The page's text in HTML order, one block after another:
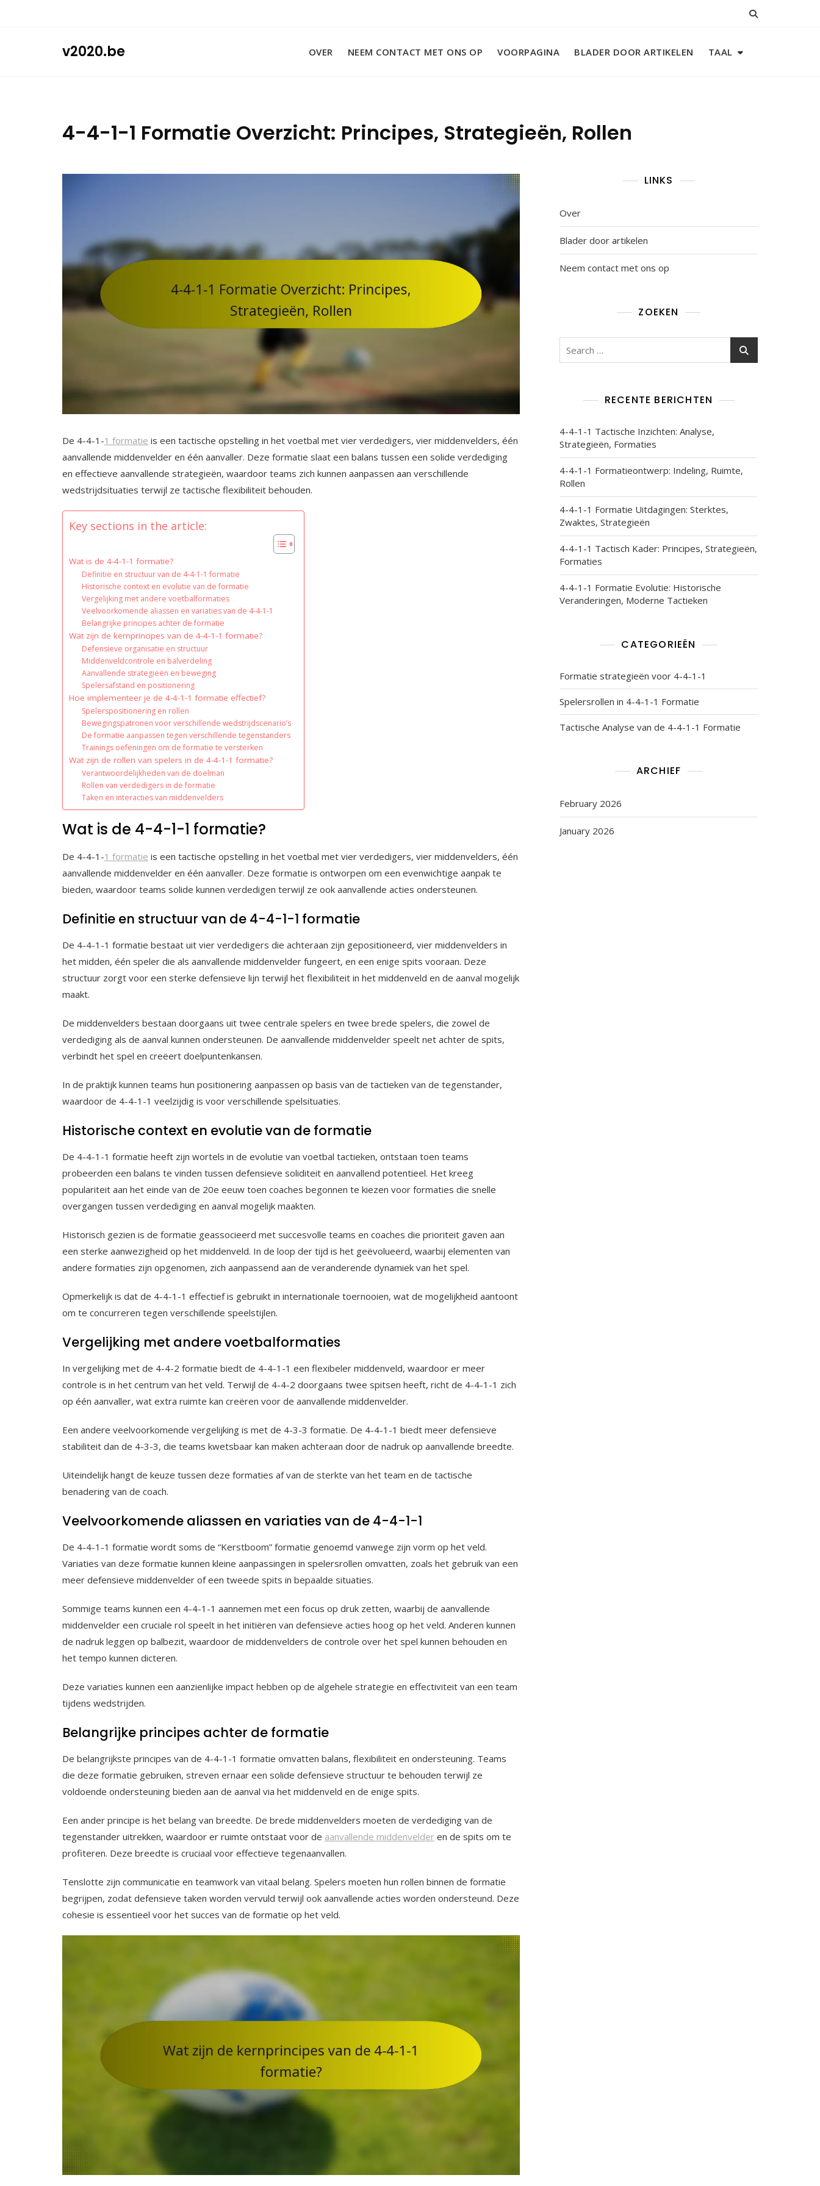
v2020.be OVER NEEM CONTACT MET ONS OP VOORPAGINA BLADER DOOR ARTIKELEN TAAL
4-4-1-1 Formatie Overzicht: Principes, Strategieën, Rollen
De 4-4-1-1 formatie is een tactische opstelling in het voetbal met vier verdedigers, vier middenvelders, één
aanvallende middenvelder en één aanvaller. Deze formatie slaat een balans tussen een solide verdediging
en effectieve aanvallende strategieën, waardoor teams zich kunnen aanpassen aan verschillende
wedstrijdsituaties terwijl ze tactische flexibiliteit behouden.
Key sections in the article:
Wat is de 4-4-1-1 formatie?
Definitie en structuur van de 4-4-1-1 formatie
Historische context en evolutie van de formatie
Vergelijking met andere voetbalformaties
Veelvoorkomende aliassen en variaties van de 4-4-1-1
Belangrijke principes achter de formatie
Wat zijn de kernprincipes van de 4-4-1-1 formatie?
Defensieve organisatie en structuur
Middenveldcontrole en balverdeling
Aanvallende strategieën en beweging
Spelersafstand en positionering
Hoe implementeer je de 4-4-1-1 formatie effectief?
Spelerspositionering en rollen
Bewegingspatronen voor verschillende wedstrijdscenario’s
De formatie aanpassen tegen verschillende tegenstanders
Trainings oefeningen om de formatie te versterken
Wat zijn de rollen van spelers in de 4-4-1-1 formatie?
Verantwoordelijkheden van de doelman
Rollen van verdedigers in de formatie
Taken en interacties van middenvelders
Wat is de 4-4-1-1 formatie?
De 4-4-1-1 formatie is een tactische opstelling in het voetbal met vier verdedigers, vier middenvelders, één
aanvallende middenvelder en één aanvaller. Deze formatie is ontworpen om een evenwichtige aanpak te
bieden, waardoor teams solide kunnen verdedigen terwijl ze ook aanvallende acties ondersteunen.
Definitie en structuur van de 4-4-1-1 formatie
De 4-4-1-1 formatie bestaat uit vier verdedigers die achteraan zijn gepositioneerd, vier middenvelders in
het midden, één speler die als aanvallende middenvelder fungeert, en een enige spits vooraan. Deze
structuur zorgt voor een sterke defensieve lijn terwijl het flexibiliteit in het middenveld en de aanval mogelijk
maakt.
De middenvelders bestaan doorgaans uit twee centrale spelers en twee brede spelers, die zowel de
verdediging als de aanval kunnen ondersteunen. De aanvallende middenvelder speelt net achter de spits,
verbindt het spel en creëert doelpuntenkansen.
In de praktijk kunnen teams hun positionering aanpassen op basis van de tactieken van de tegenstander,
waardoor de 4-4-1-1 veelzijdig is voor verschillende spelsituaties.
Historische context en evolutie van de formatie
De 4-4-1-1 formatie heeft zijn wortels in de evolutie van voetbal tactieken, ontstaan toen teams
probeerden een balans te vinden tussen defensieve soliditeit en aanvallend potentieel. Het kreeg
populariteit aan het einde van de 20e eeuw toen coaches begonnen te kiezen voor formaties die snelle
overgangen tussen verdediging en aanval mogelijk maakten.
Historisch gezien is de formatie geassocieerd met succesvolle teams en coaches die prioriteit gaven aan
een sterke aanwezigheid op het middenveld. In de loop der tijd is het geëvolueerd, waarbij elementen van
andere formaties zijn opgenomen, zich aanpassend aan de veranderende dynamiek van het spel.
Opmerkelijk is dat de 4-4-1-1 effectief is gebruikt in internationale toernooien, wat de mogelijkheid aantoont
om te concurreren tegen verschillende speelstijlen.
Vergelijking met andere voetbalformaties
In vergelijking met de 4-4-2 formatie biedt de 4-4-1-1 een flexibeler middenveld, waardoor er meer
controle is in het centrum van het veld. Terwijl de 4-4-2 doorgaans twee spitsen heeft, richt de 4-4-1-1 zich
op één aanvaller, wat extra ruimte kan creëren voor de aanvallende middenvelder.
Een andere veelvoorkomende vergelijking is met de 4-3-3 formatie. De 4-4-1-1 biedt meer defensieve
stabiliteit dan de 4-3-3, die teams kwetsbaar kan maken achteraan door de nadruk op aanvallende breedte.
Uiteindelijk hangt de keuze tussen deze formaties af van de sterkte van het team en de tactische
benadering van de coach.
Veelvoorkomende aliassen en variaties van de 4-4-1-1
De 4-4-1-1 formatie wordt soms de “Kerstboom” formatie genoemd vanwege zijn vorm op het veld.
Variaties van deze formatie kunnen kleine aanpassingen in spelersrollen omvatten, zoals het gebruik van een
meer defensieve middenvelder of een tweede spits in bepaalde situaties.
Sommige teams kunnen een 4-4-1-1 aannemen met een focus op druk zetten, waarbij de aanvallende
middenvelder een cruciale rol speelt in het initiëren van defensieve acties hoog op het veld. Anderen kunnen
de nadruk leggen op balbezit, waardoor de middenvelders de controle over het spel kunnen behouden en
het tempo kunnen dicteren.
Deze variaties kunnen een aanzienlijke impact hebben op de algehele strategie en effectiviteit van een team
tijdens wedstrijden.
Belangrijke principes achter de formatie
De belangrijkste principes van de 4-4-1-1 formatie omvatten balans, flexibiliteit en ondersteuning. Teams
die deze formatie gebruiken, streven ernaar een solide defensieve structuur te behouden terwijl ze
voldoende ondersteuning bieden aan de aanval via het middenveld en de enige spits.
Een ander principe is het belang van breedte. De brede middenvelders moeten de verdediging van de
tegenstander uitrekken, waardoor er ruimte ontstaat voor de aanvallende middenvelder en de spits om te
profiteren. Deze breedte is cruciaal voor effectieve tegenaanvallen.
Tenslotte zijn communicatie en teamwork van vitaal belang. Spelers moeten hun rollen binnen de formatie
begrijpen, zodat defensieve taken worden vervuld terwijl ook aanvallende acties worden ondersteund. Deze
cohesie is essentieel voor het succes van de formatie op het veld.
LINKS
Over
Blader door artikelen
Neem contact met ons op
ZOEKEN
Search
RECENTE BERICHTEN
4-4-1-1 Tactische Inzichten: Analyse,
Strategieën, Formaties
4-4-1-1 Formatieontwerp: Indeling, Ruimte,
Rollen
4-4-1-1 Formatie Uitdagingen: Sterktes,
Zwaktes, Strategieën
4-4-1-1 Tactisch Kader: Principes, Strategieën,
Formaties
4-4-1-1 Formatie Evolutie: Historische
Veranderingen, Moderne Tactieken
CATEGORIEËN
Formatie strategieën voor 4-4-1-1
Spelersrollen in 4-4-1-1 Formatie
Tactische Analyse van de 4-4-1-1 Formatie
ARCHIEF
February 2026
January 2026